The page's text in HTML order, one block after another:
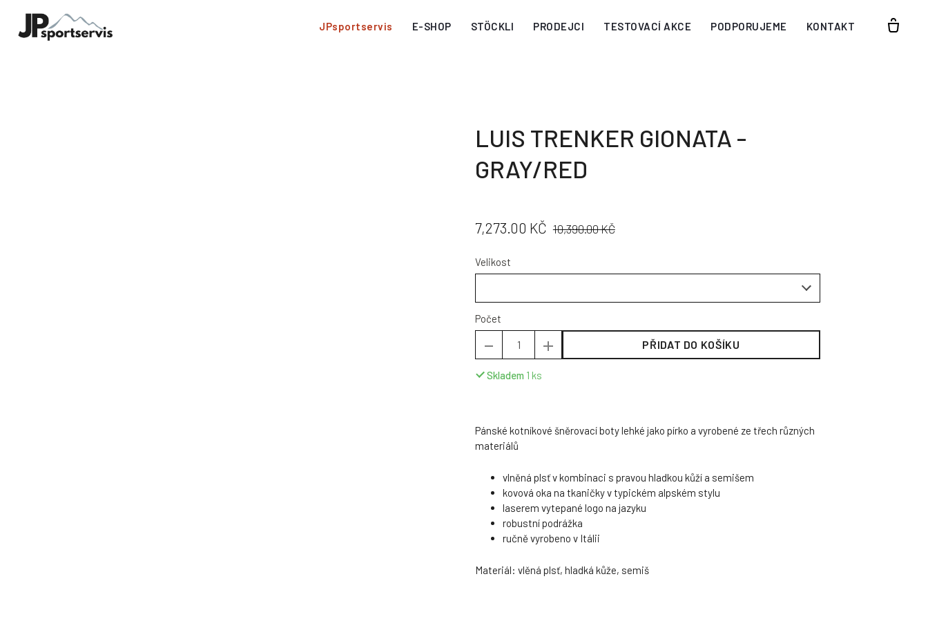
JPsportservis E-SHOP STÖCKLI PRODEJCI TESTOVACÍ AKCE PODPORUJEME KONTAKT
LUIS TRENKER GIONATA -
GRAY/RED
CENA:
7,273.00 KČ PŮVODNÍ
CENA:
10,390.00 KČ
Velikost
Počet
PŘIDAT DO KOŠÍKU
Skladem 1 ks
Pánské kotníkové šněrovací boty lehké jako pírko a vyrobené ze třech různých
materiálů
vlněná plsť v kombinaci s pravou hladkou kůží a semišem
kovová oka na tkaničky v typickém alpském stylu
laserem vytepané logo na jazyku
robustní podrážka
ručně vyrobeno v Itálii
Materiál: vlěná plsť, hladká kůže, semiš